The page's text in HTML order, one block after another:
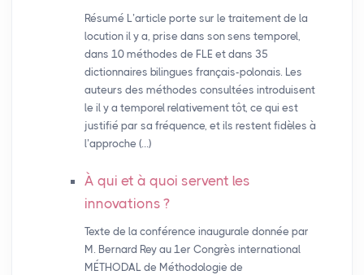
Résumé L’article porte sur le traitement de la
locution il y a, prise dans son sens temporel,
dans 10 méthodes de FLE et dans 35
dictionnaires bilingues français-polonais. Les
auteurs des méthodes consultées introduisent
le il y a temporel relativement tôt, ce qui est
justifié par sa fréquence, et ils restent fidèles à
l’approche (…)
À qui et à quoi servent les
innovations ?
Texte de la conférence inaugurale donnée par
M. Bernard Rey au 1er Congrès international
MÉTHODAL de Méthodologie de